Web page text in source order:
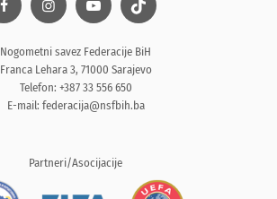
Nogometni savez Federacije BiH
Franca Lehara 3, 71000 Sarajevo
Telefon: +387 33 556 650
E-mail: federacija@nsfbih.ba
Partneri/Asocijacije